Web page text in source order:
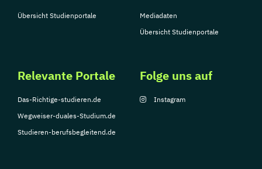
Übersicht Studienportale
Mediadaten
Übersicht Studienportale
Relevante Portale
Das-Richtige-studieren.de
Wegweiser-duales-Studium.de
Studieren-berufsbegleitend.de
Folge uns auf
Instagram